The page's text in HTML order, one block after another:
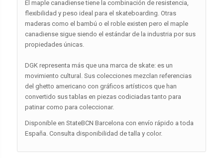
El maple canadiense tiene la combinación de resistencia,
flexibilidad y peso ideal para el skateboarding. Otras
maderas como el bambú o el roble existen pero el maple
canadiense sigue siendo el estándar de la industria por sus
propiedades únicas.
DGK representa más que una marca de skate: es un
movimiento cultural. Sus colecciones mezclan referencias
del ghetto americano con gráficos artísticos que han
convertido sus tablas en piezas codiciadas tanto para
patinar como para coleccionar.
Disponible en StateBCN Barcelona con envío rápido a toda
España. Consulta disponibilidad de talla y color.